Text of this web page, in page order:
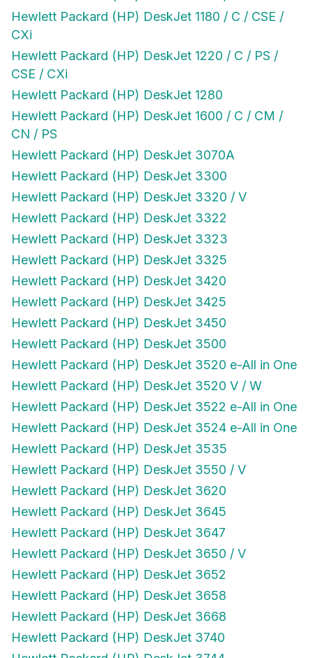
Hewlett Packard (HP) DeskJet 1180 / C / CSE /
Hewlett Packard (HP) DeskJet 1220 / C / PS /
CSE / CXi
Hewlett Packard (HP) DeskJet 1280
Hewlett Packard (HP) DeskJet 1600 / C / CM /
CN / PS
Hewlett Packard (HP) DeskJet 3070A
Hewlett Packard (HP) DeskJet 3300
Hewlett Packard (HP) DeskJet 3320 / V
Hewlett Packard (HP) DeskJet 3322
Hewlett Packard (HP) DeskJet 3323
Hewlett Packard (HP) DeskJet 3325
Hewlett Packard (HP) DeskJet 3420
Hewlett Packard (HP) DeskJet 3425
Hewlett Packard (HP) DeskJet 3450
Hewlett Packard (HP) DeskJet 3500
Hewlett Packard (HP) DeskJet 3520 e-All in One
Hewlett Packard (HP) DeskJet 3520 V / W
Hewlett Packard (HP) DeskJet 3522 e-All in One
Hewlett Packard (HP) DeskJet 3524 e-All in One
Hewlett Packard (HP) DeskJet 3535
Hewlett Packard (HP) DeskJet 3550 / V
Hewlett Packard (HP) DeskJet 3620
Hewlett Packard (HP) DeskJet 3645
Hewlett Packard (HP) DeskJet 3647
Hewlett Packard (HP) DeskJet 3650 / V
Hewlett Packard (HP) DeskJet 3652
Hewlett Packard (HP) DeskJet 3658
Hewlett Packard (HP) DeskJet 3668
Hewlett Packard (HP) DeskJet 3740
Hewlett Packard (HP) DeskJet 3744